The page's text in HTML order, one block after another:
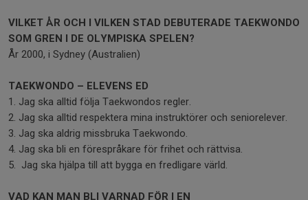
VILKET ÅR OCH I VILKEN STAD DEBUTERADE TAEKWONDO
SOM GREN I DE OLYMPISKA SPELEN?
År 2000, i Sydney (Australien)
TAEKWONDO – ELEVENS ED
1. Jag ska alltid följa Taekwondos regler.
2. Jag ska alltid respektera mina instruktörer och seniorelever.
3. Jag ska aldrig missbruka Taekwondo.
4. Jag ska bli en förespråkare för frihet och rättvisa.
5. Jag ska hjälpa till att bygga en fredligare värld.
VAD KAN MAN BLI VARNAD FÖR I EN